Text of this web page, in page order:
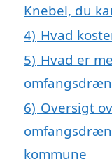
Knebel, du
4) Hvad
5) Hvad er
6) Oversigt
kommune